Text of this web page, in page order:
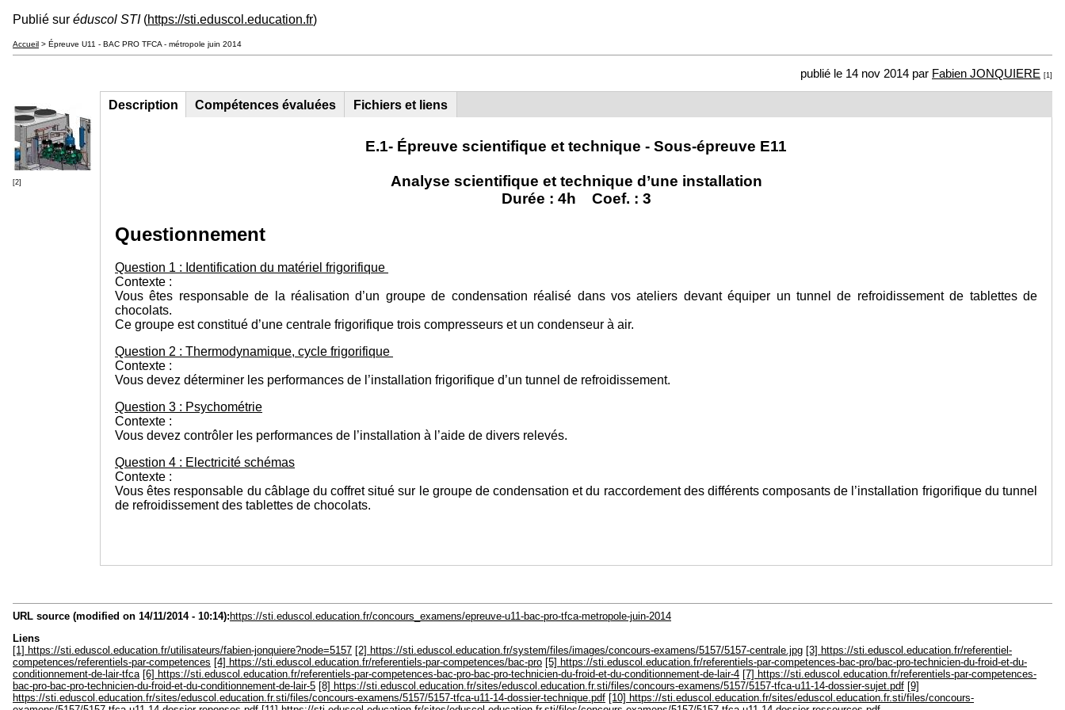
Publié sur éduscol STI(https://sti.eduscol.education.fr)
Accueil > Épreuve U11 - BAC PRO TFCA - métropole juin 2014
publié le 14 nov 2014 par Fabien JONQUIERE [1]
[2]
Groupe principal
Description (onglet
actif)
Compétences évaluées Fichiers et liens
E.1- Épreuve scientifique et technique - Sous-épreuve E11
Analyse scientifique et technique d’une installation
Durée : 4h Coef. : 3
Questionnement
Question 1 : Identification du matériel frigorifique
Contexte :
Vous êtes responsable de la réalisation d’un groupe de condensation réalisé dans vos ateliers devant équiper un tunnel de refroidissement de tablettes de
chocolats.
Ce groupe est constitué d’une centrale frigorifique trois compresseurs et un condenseur à air.
Question 2 : Thermodynamique, cycle frigorifique
Contexte :
Vous devez déterminer les performances de l’installation frigorifique d’un tunnel de refroidissement.
Question 3 : Psychométrie
Contexte :
Vous devez contrôler les performances de l’installation à l’aide de divers relevés.
Question 4 : Electricité schémas
Contexte :
Vous êtes responsable du câblage du coffret situé sur le groupe de condensation et du raccordement des différents composants de l’installation frigorifique du tunnel
de refroidissement des tablettes de chocolats.
URL source (modified on 14/11/2014 - 10:14): https://sti.eduscol.education.fr/concours_examens/epreuve-u11-bac-pro-tfca-metropole-juin-2014
Liens
[1] https://sti.eduscol.education.fr/utilisateurs/fabien-jonquiere?node=5157 [2] https://sti.eduscol.education.fr/system/files/images/concours-examens/5157/5157-centrale.jpg [3] https://sti.eduscol.education.fr/referentiel-
competences/referentiels-par-competences [4] https://sti.eduscol.education.fr/referentiels-par-competences/bac-pro [5] https://sti.eduscol.education.fr/referentiels-par-competences-bac-pro/bac-pro-technicien-du-froid-et-du-
conditionnement-de-lair-tfca [6] https://sti.eduscol.education.fr/referentiels-par-competences-bac-pro-bac-pro-technicien-du-froid-et-du-conditionnement-de-lair-4 [7] https://sti.eduscol.education.fr/referentiels-par-competences-
bac-pro-bac-pro-technicien-du-froid-et-du-conditionnement-de-lair-5 [8] https://sti.eduscol.education.fr/sites/eduscol.education.fr.sti/files/concours-examens/5157/5157-tfca-u11-14-dossier-sujet.pdf [9]
https://sti.eduscol.education.fr/sites/eduscol.education.fr.sti/files/concours-examens/5157/5157-tfca-u11-14-dossier-technique.pdf [10] https://sti.eduscol.education.fr/sites/eduscol.education.fr.sti/files/concours-